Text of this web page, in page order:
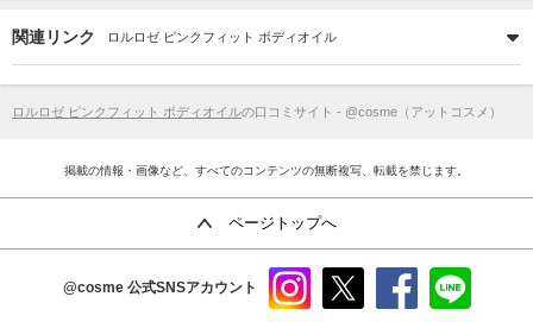
関連リンク ロルロゼ ピンクフィット ボディオイル
ロルロゼ ピンクフィット ボディオイルの口コミサイト - @cosme（アットコスメ）
掲載の情報・画像など、すべてのコンテンツの無断複写、転載を禁じます。
ページトップへ
@cosme 公式SNSアカウント